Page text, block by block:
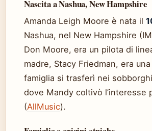
Nascita a Nashua, New Hampshire
Amanda Leigh Moore è nata il
Nashua, nel New Hampshire
Don Moore, era un pilota di
madre, Stacy Friedman, era
famiglia si trasferì nei
dove Mandy coltivò l’interesse
(AllMusic).